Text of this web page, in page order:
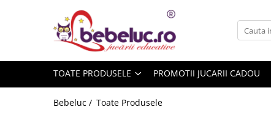
Toate Produsele
Set constructie copii
TOATE PRODUSELE PROMOTII JUCARII CADOU
Bebeluc / Toate Produsele